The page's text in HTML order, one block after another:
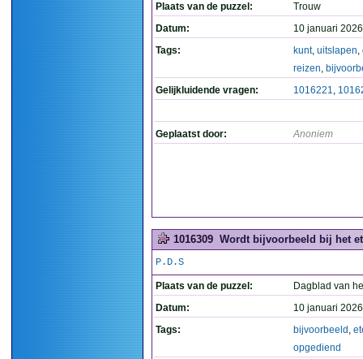
Plaats van de puzzel:
Trouw
Datum:
10 januari
Tags:
kunt, uitslapen,
reizen,
Gelijkluidende vragen:
1016221,
Geplaatst door: Anoniem
1016309 Wordt bijvoorbeeld bij het
P.D.S
Plaats van de puzzel:
Dagblad van
Datum:
10 januari
Tags:
bijvoorbeeld ,
opgediend